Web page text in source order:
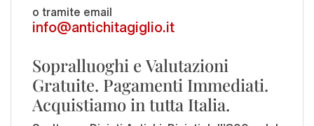
o tramite email
info@antichitagiglio.it
Sopralluoghi e Valutazioni
Gratuite. Pagamenti Immediati.
Acquistiamo in tutta Italia.